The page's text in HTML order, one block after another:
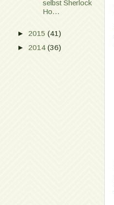
selbst Sherlock
Ho...
► 2015 (41)
► 2014 (36)